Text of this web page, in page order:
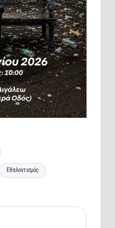
Εθελοντισμός